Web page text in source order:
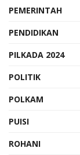
PEMERINTAH
PENDIDIKAN
PILKADA 2024
POLITIK
POLKAM
PUISI
ROHANI